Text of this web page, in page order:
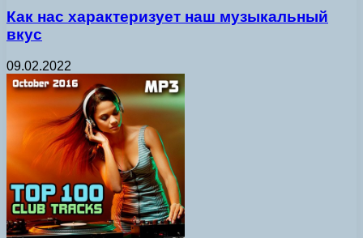
Как нас характеризует наш музыкальный
вкус
09.02.2022